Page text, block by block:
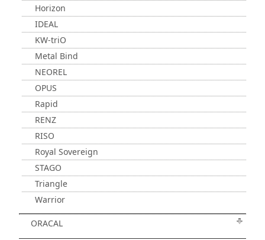
Horizon
IDEAL
KW-triO
Metal Bind
NEOREL
OPUS
Rapid
RENZ
RISO
Royal Sovereign
STAGO
Triangle
Warrior
ORACAL